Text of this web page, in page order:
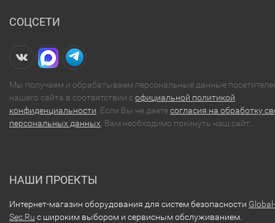
СОЦСЕТИ
Мы получаем и обрабатываем персональные данные
нашего сайта в соответствии софициальной политикой
конфиденциальности . Если Вы не даетесогласия на обработку
персональных данных , Вам необходимо покинуть наш сайт.
НАШИ ПРОЕКТЫ
Интернет-магазин оборудования для систем безопасности Global-
Sec.Ru с широким выбором и сервисным обслуживанием.